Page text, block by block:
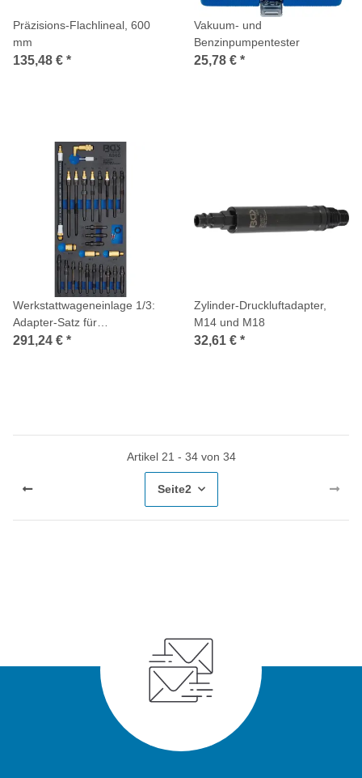
Präzisions-Flachlineal, 600
mm
135,48 € *
Vakuum- und
Benzinpumpentester
25,78 € *
Werkstattwageneinlage 1/3:
Adapter-Satz für
Kompressions- und
291,24 € *
Zylinder-Druckluftadapter,
M14 und M18
32,61 € *
Artikel 21 - 34 von 34
Seite2